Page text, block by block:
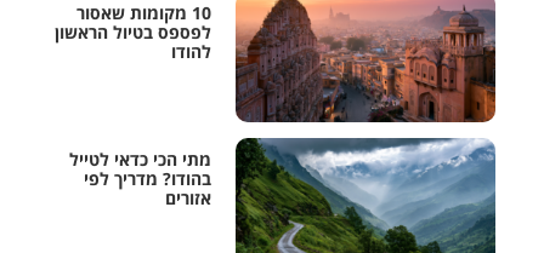
10 מקומות שאסור
לפספס בטיול הראשון
להודו
מתי הכי כדאי לטייל
בהודו? מדריך לפי
אזורים